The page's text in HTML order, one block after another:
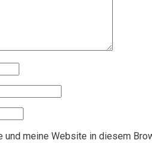
und meine Website in diesem